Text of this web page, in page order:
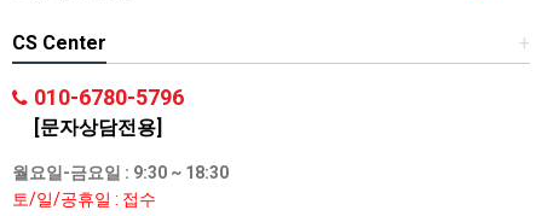
+
CS Center
010-6780-5796
[문자상담전용]
월요일-금요일 : 9:30 ~ 18:30
토/일/공휴일 : 접수